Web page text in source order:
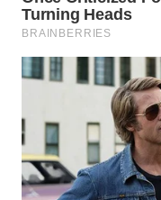
WN
TANJUNG
LESUNG
WN
KARO
WN